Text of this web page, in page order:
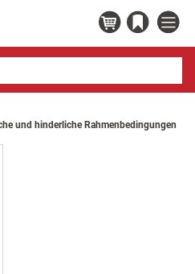
und hinderliche Rahmenbedingungen